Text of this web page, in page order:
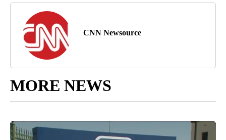
CNN Newsource
MORE NEWS